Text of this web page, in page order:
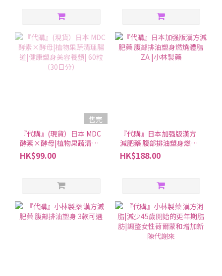
售完
『代購』(現貨）日本 MDC
酵素×酵母|植物果蔬清理
腸道|健康塑身美容養顏|
60粒（30日分）
HK$99.00
『代購』日本加强版漢方
減肥藥 腹部排油塑身燃燒
體脂ZA |小林製藥
HK$188.00